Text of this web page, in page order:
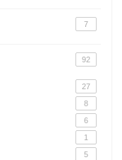
7
92
27
8
6
1
5